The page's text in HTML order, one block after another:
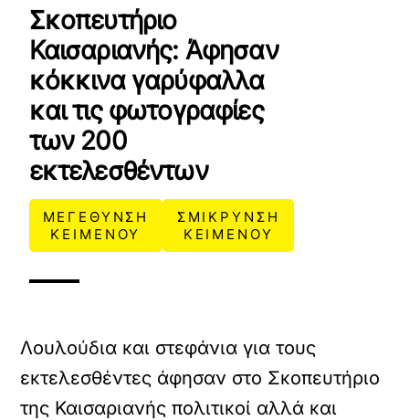
Σκοπευτήριο
Καισαριανής: Άφησαν
κόκκινα γαρύφαλλα
και τις φωτογραφίες
των 200
εκτελεσθέντων
ΜΕΓΕΘΥΝΣΗ
ΚΕΙΜΕΝΟΥ
ΣΜΙΚΡΥΝΣΗ
ΚΕΙΜΕΝΟΥ
Λουλούδια και στεφάνια για τους
εκτελεσθέντες άφησαν στο Σκοπευτήριο
της Καισαριανής πολιτικοί αλλά και